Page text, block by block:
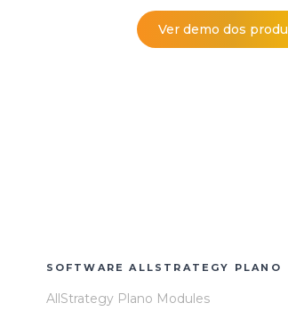
Ver demo dos
SOFTWARE ALLSTRATEGY PLANO
AllStrategy Plano Modules